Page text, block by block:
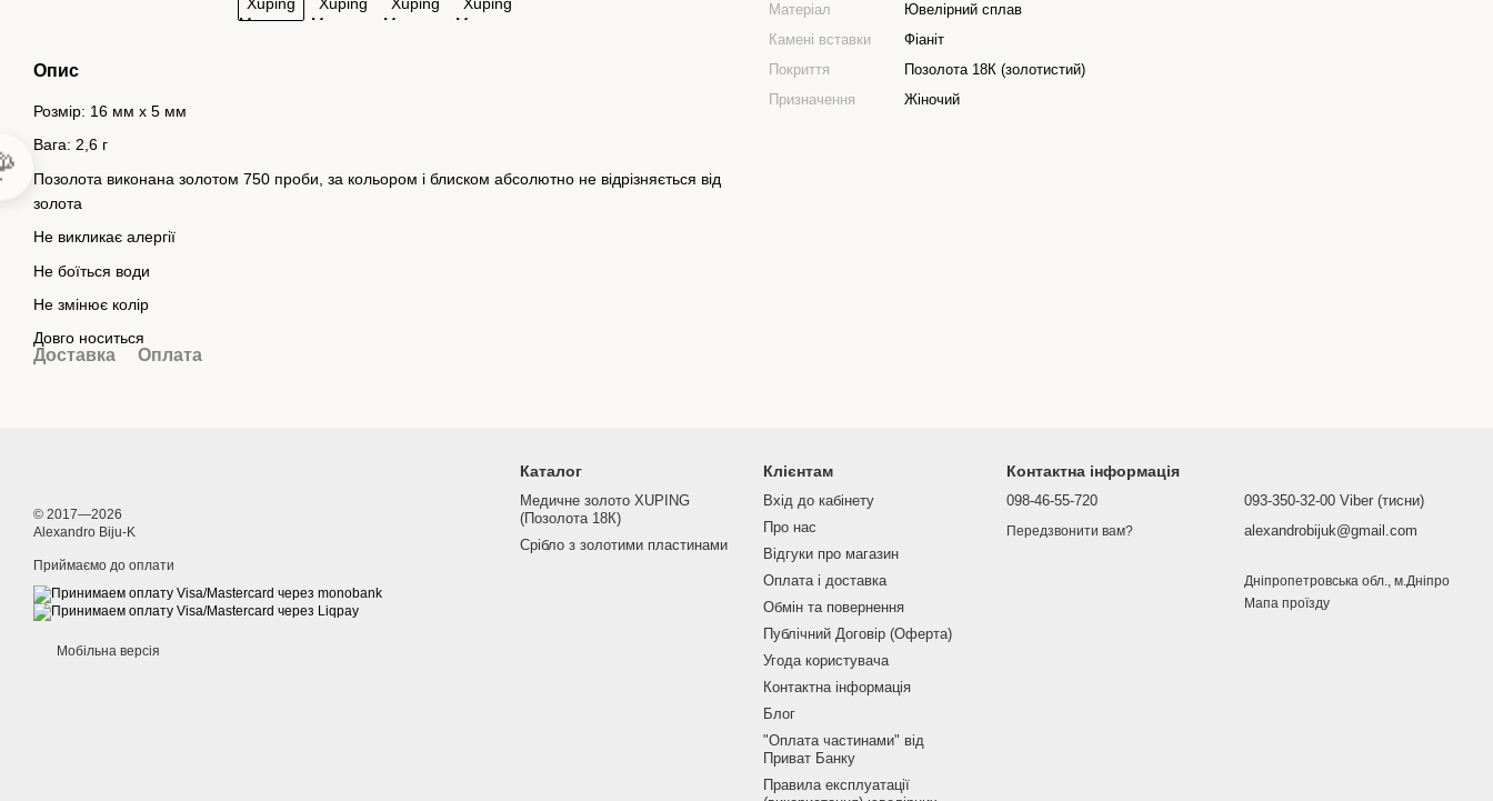
Опис
Розмір: 16 мм х 5 мм
Вага: 2,6 г
Позолота виконана золотом 750 проби, за кольором і блиском абсолютно не відрізняється від
золота
Не викликає алергії
Не боїться води
Не змінює колір
Довго носиться
Доставка Оплата
Матеріал
Ювелірний сплав
Камені вставки
Фіаніт
Покриття
Позолота 18К (золотистий)
Призначення
Жіночий
© 2017—2026
Alexandro Biju-K
Приймаємо до оплати
Мобільна версія
Каталог
Медичне золото XUPING
(Позолота 18К)
Срібло з золотими пластинами
Клієнтам
Вхід до кабінету
Про нас
Відгуки про магазин
Оплата і доставка
Обмін та повернення
Публічний Договір (Оферта)
Угода користувача
Контактна інформація
Блог
"Оплата частинами" від
Приват Банку
Правила експлуатації
Контактна інформація
098-46-55-720
Передзвонити вам?
093-350-32-00 Viber (тисни)
alexandrobijuk@gmail.com
Дніпропетровська обл., м.Дніпро
Мапа проїзду